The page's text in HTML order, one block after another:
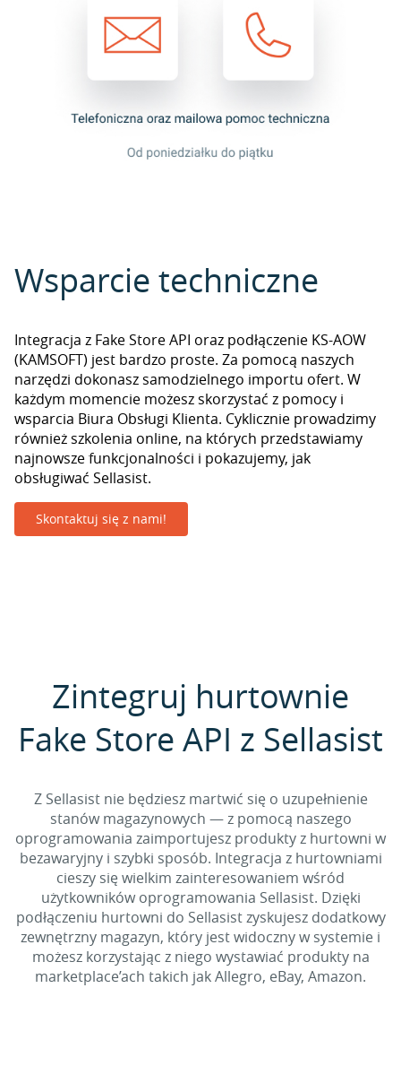
Wsparcie techniczne
Integracja z Fake Store API oraz podłączenie KS-AOW
(KAMSOFT) jest bardzo proste. Za pomocą naszych
narzędzi dokonasz samodzielnego importu ofert. W
każdym momencie możesz skorzystać z pomocy i
wsparcia Biura Obsługi Klienta. Cyklicznie prowadzimy
również szkolenia online, na których przedstawiamy
najnowsze funkcjonalności i pokazujemy, jak
obsługiwać Sellasist.
Skontaktuj się z nami!
Zintegruj hurtownie
Fake Store API z Sellasist
Z Sellasist nie będziesz martwić się o uzupełnienie
stanów magazynowych — z pomocą naszego
oprogramowania zaimportujesz produkty z hurtowni w
bezawaryjny i szybki sposób. Integracja z hurtowniami
cieszy się wielkim zainteresowaniem wśród
użytkowników oprogramowania Sellasist. Dzięki
podłączeniu hurtowni do Sellasist zyskujesz dodatkowy
zewnętrzny magazyn, który jest widoczny w systemie i
możesz korzystając z niego wystawiać produkty na
marketplace’ach takich jak Allegro, eBay, Amazon.